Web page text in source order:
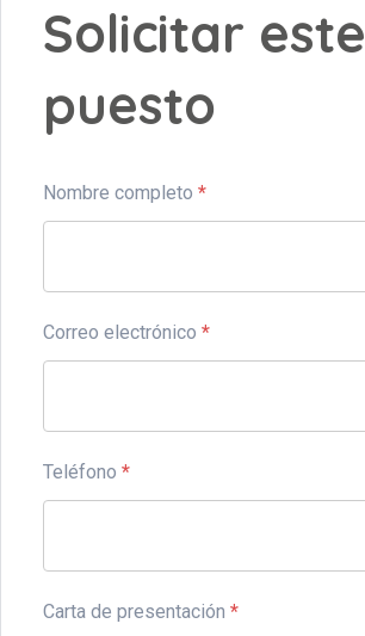
Solicitar este
puesto
Nombre completo *
Correo electrónico *
Teléfono *
Carta de presentación *